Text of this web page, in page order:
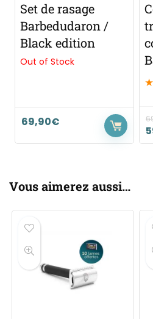
Set de rasage
Barbedudaron /
Black edition
Out of Stock
69,90€
★
Vous aimerez aussi…